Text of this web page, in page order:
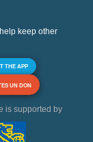
keep other
THE APP
UN DON
is supported by